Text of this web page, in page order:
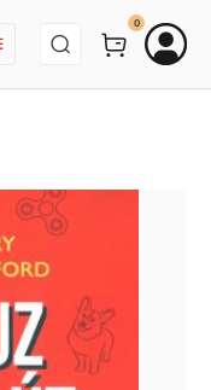
BEJELENTKEZÉS
0